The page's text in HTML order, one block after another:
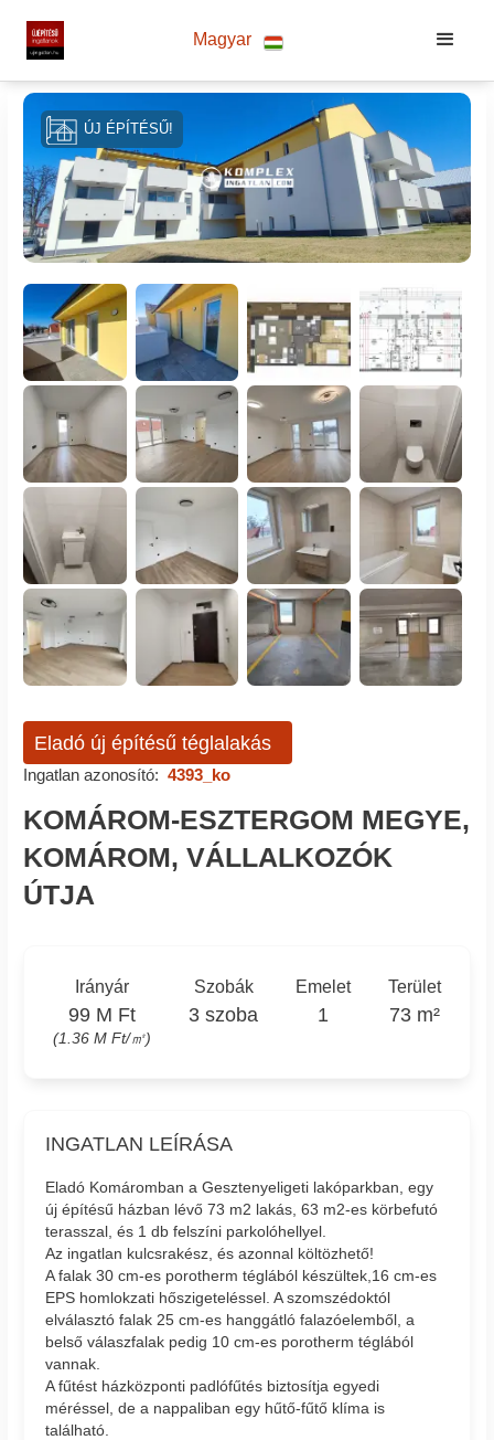
Magyar
ÚJ ÉPÍTÉSŰ!
Eladó új építésű téglalakás
Ingatlan azonosító: 4393_ko
KOMÁROM-ESZTERGOM MEGYE,
KOMÁROM, VÁLLALKOZÓK
ÚTJA
Irányár
99 M Ft
(1.36 M Ft/㎡)
Szobák
3 szoba
Emelet
1
Terület
73 m²
INGATLAN LEÍRÁSA
Eladó Komáromban a Gesztenyeligeti lakóparkban, egy
új építésű házban lévő 73 m2 lakás, 63 m2-es körbefutó
terasszal, és 1 db felszíni parkolóhellyel.
Az ingatlan kulcsrakész, és azonnal költözhető!
A falak 30 cm-es porotherm téglából készültek,16 cm-es
EPS homlokzati hőszigeteléssel. A szomszédoktól
elválasztó falak 25 cm-es hanggátló falazóelemből, a
belső válaszfalak pedig 10 cm-es porotherm téglából
vannak.
A fűtést házközponti padlófűtés biztosítja egyedi
méréssel, de a nappaliban egy hűtő-fűtő klíma is
található.